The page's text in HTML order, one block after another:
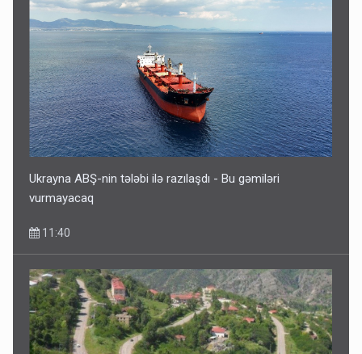
Ukrayna ABŞ-nin tələbi ilə razılaşdı - Bu gəmiləri
vurmayacaq
11:40